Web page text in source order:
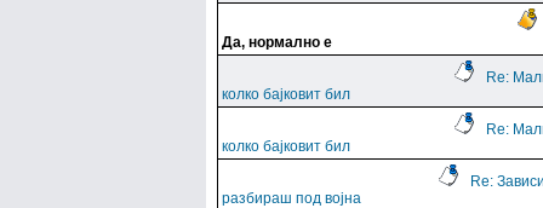
Да, нормално е
Re:
колко бајковит бил
Re:
колко бајковит бил
Re:
разбираш под војна